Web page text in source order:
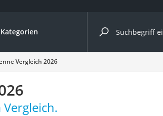
Kategorien
Vergleiche nach Kategorie
Zoll 4K
Vergleich 2026